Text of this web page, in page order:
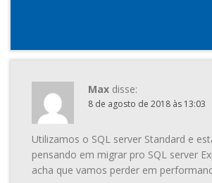
Max disse:
8 de agosto de 2018 às 13:03
Utilizamos o SQL server Standard e
pensando em migrar pro SQL server
acha que vamos perder em